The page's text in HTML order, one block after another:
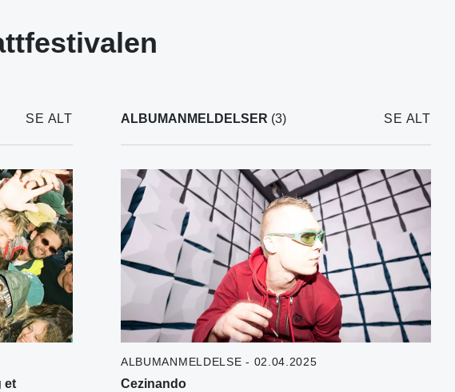
SE ALT
et
ALBUMANMELDELSER (3) SE ALT
ALBUMANMELDELSE - 02.04.2025
Cezinando